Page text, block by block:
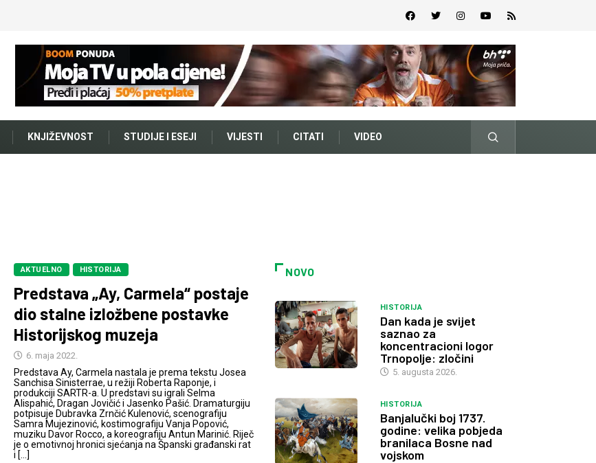
KNJIŽEVNOST STUDIJE I ESEJI VIJESTI CITATI VIDEO
AKTUELNO HISTORIJA
Predstava „Ay, Carmela“ postaje
dio stalne izložbene postavke
Historijskog muzeja
6. maja 2022.
Predstava Ay, Carmela nastala je prema tekstu Josea
Sanchisa Sinisterrae, u režiji Roberta Raponje, i
produkciji SARTR-a. U predstavi su igrali Selma
Alispahić, Dragan Jovičić i Jasenko Pašić. Dramaturgiju
potpisuje Dubravka Zrnčić Kulenović, scenografiju
Samra Mujezinović, kostimografiju Vanja Popović,
muziku Davor Rocco, a koreografiju Antun Marinić. Riječ
je o emotivnoj hronici sjećanja na Španski građanski rat
i […]
NOVO
HISTORIJA
Dan kada je svijet
saznao za
koncentracioni logor
Trnopolje: zločini
5. augusta 2026.
HISTORIJA
Banjalučki boj 1737.
godine: velika pobjeda
branilaca Bosne nad
vojskom